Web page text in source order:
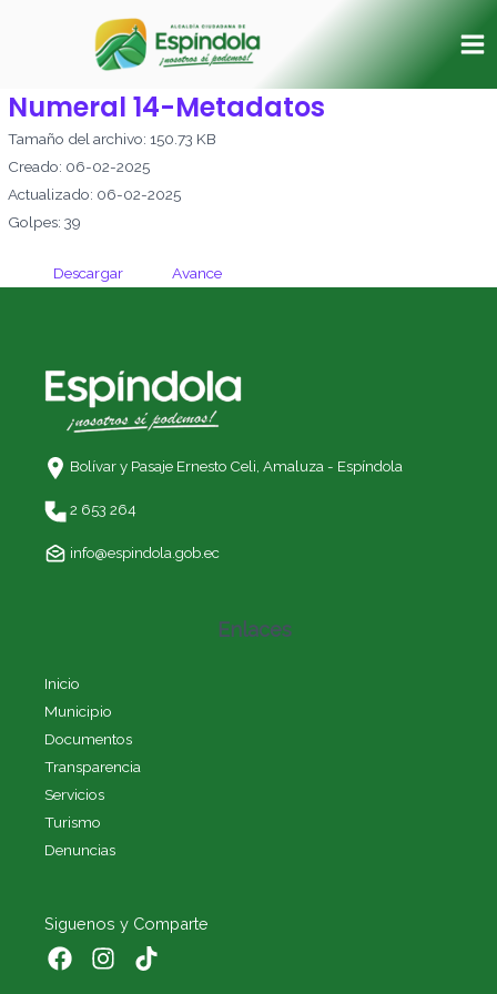
Numeral 14-Metadatos
Tamaño del archivo: 150.73 KB
Creado: 06-02-2025
Actualizado: 06-02-2025
Golpes: 39
Descargar Avance
Bolívar y Pasaje Ernesto Celi, Amaluza - Espíndola
2 653 264
info@espindola.gob.ec
Enlaces
Inicio
Municipio
Documentos
Transparencia
Servicios
Turismo
Denuncias
Siguenos y Comparte